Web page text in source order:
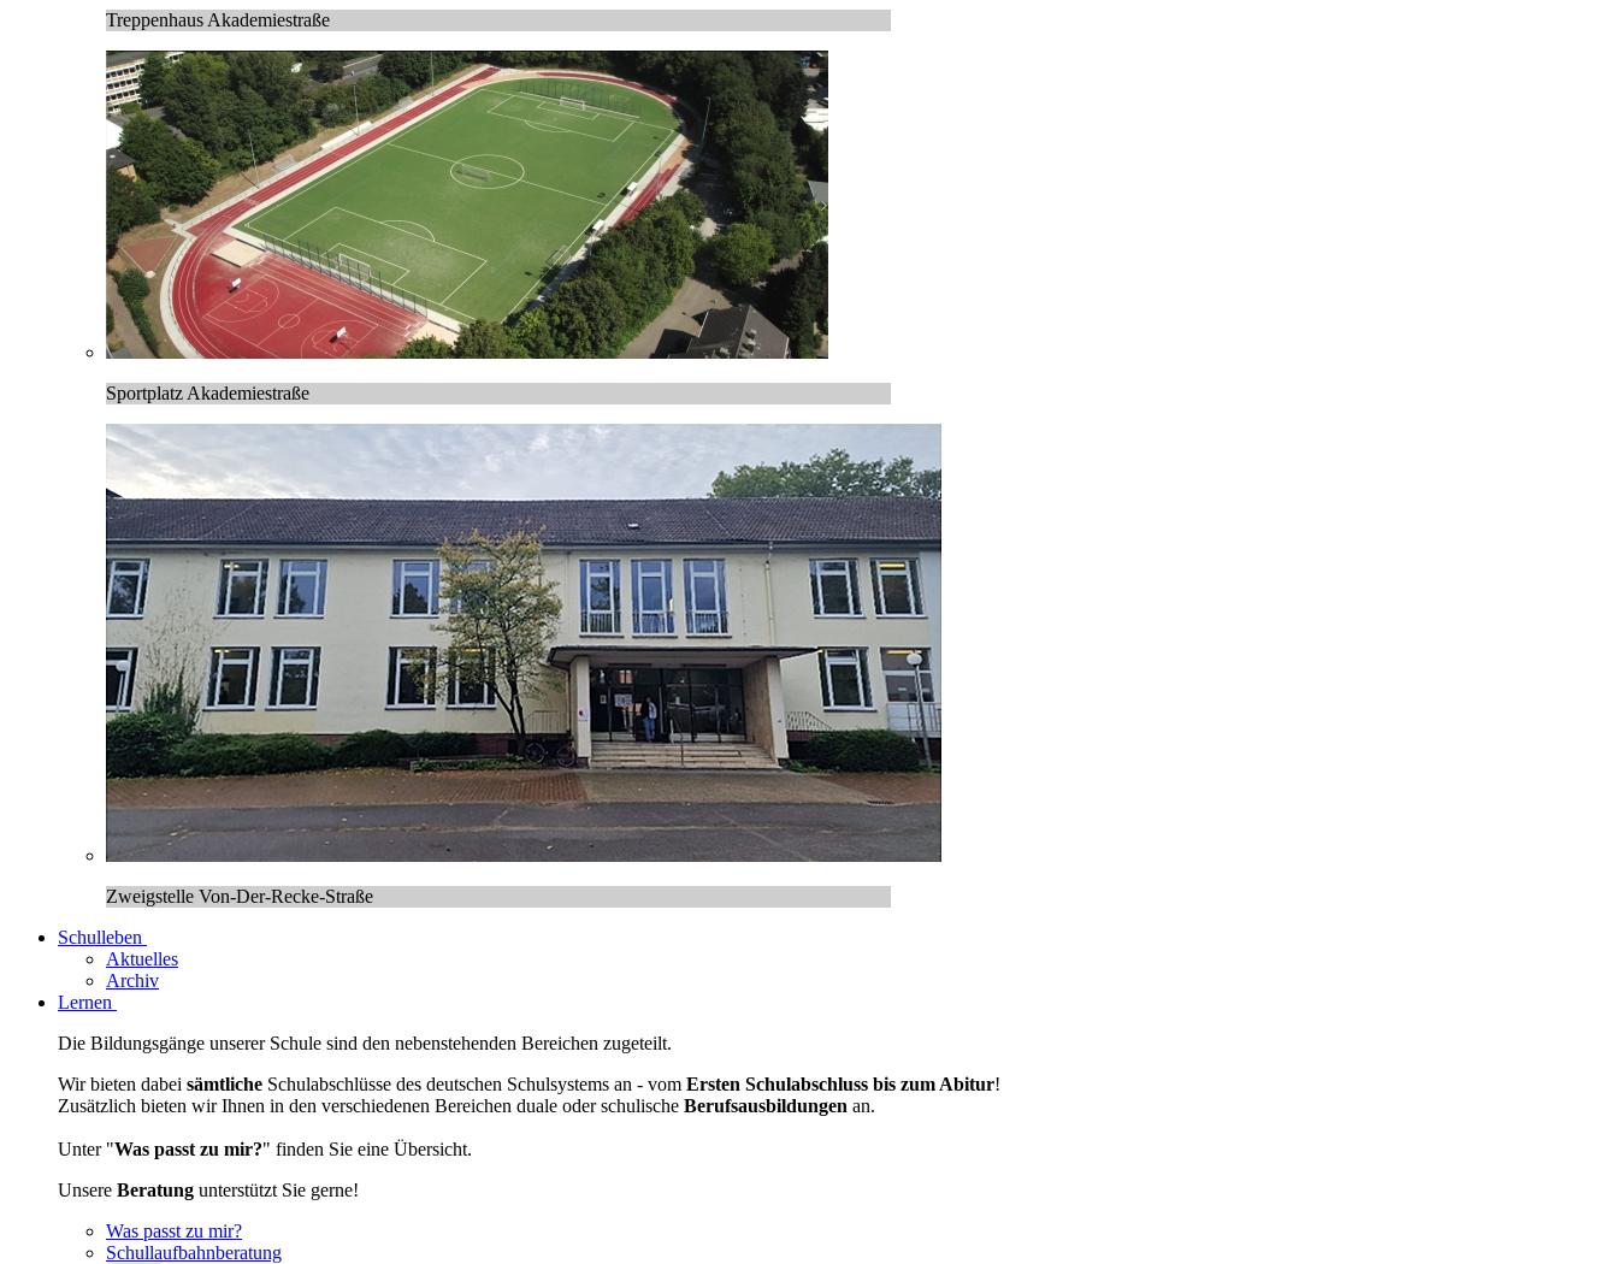
Treppenhaus Akademiestraße
Sportplatz Akademiestraße
Zweigstelle Von-Der-Recke-Straße
Schulleben
Aktuelles
Archiv
Lernen
Die Bildungsgänge unserer Schule sind den nebenstehenden Bereichen zugeteilt.
Wir bieten dabei sämtliche Schulabschlüsse des deutschen Schulsystems an - vom Ersten Schulabschluss bis zum Abitur!
Zusätzlich bieten wir Ihnen in den verschiedenen Bereichen duale oder schulische Berufsausbildungen an.
Unter "Was passt zu mir?" finden Sie eine Übersicht.
Unsere Beratung unterstützt Sie gerne!
Was passt zu mir?
Schullaufbahnberatung